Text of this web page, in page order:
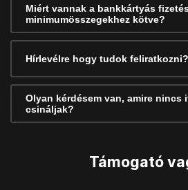
Miért vannak a bankkártyás
minimumösszegekhez kötve?
Hírlevélre hogy tudok feliratkozni?
Olyan kérdésem van, amire nincs
csináljak?
Támogató